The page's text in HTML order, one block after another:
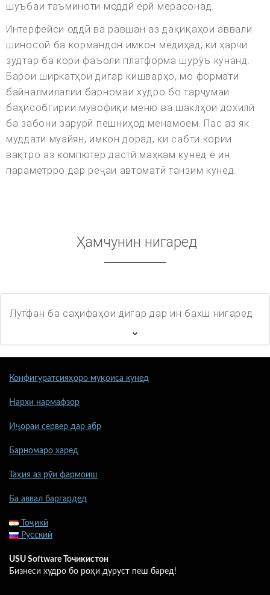
шуъбаи таъминоти моддй ёрй мерасонад.
Интерфейси оддӣ ва равшан аз дақиқаҳои аввали
шиносоӣ ба кормандон имкон медиҳад, ки ҳарчи
зудтар ба кори фаъоли платформа шурӯъ кунанд.
Барои ширкатҳои дигар кишварҳо, мо формати
байналмилалии барномаи худро бо тарҷумаи
баҳисобгирии мувофиқи меню ва шаклҳои дохилӣ
ба забони зарурӣ пешниҳод менамоем. Пас аз як
муддати муайян, имкон дорад, ки сабти кории
вақтро аз компютер дастӣ маҳкам кунед ё ин
параметрро дар реҷаи автоматӣ танзим кунед.
Ҳамчунин нигаред
Лутфан ба саҳифаҳои дигар дар ин бахш нигаред
Конфигуратсияҳоро муқоиса кунед
Нархи нармафзор
Иҷораи сервер дар абр
Барномаро харед
Таҳия аз рӯи фармоиш
Ба аввал баргардед
Тоҷикӣ
Русский
USU Software Точикистон
Бизнеси худро бо роҳи дуруст пеш баред!